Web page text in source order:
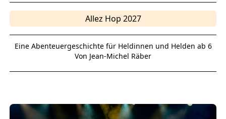
Allez Hop 2027
Eine Abenteuergeschichte für Heldinnen und Helden ab 6
Von Jean-Michel Räber